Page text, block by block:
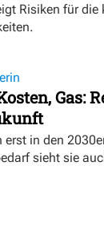
Risiken für
Gas:
erst in den
sieht sie